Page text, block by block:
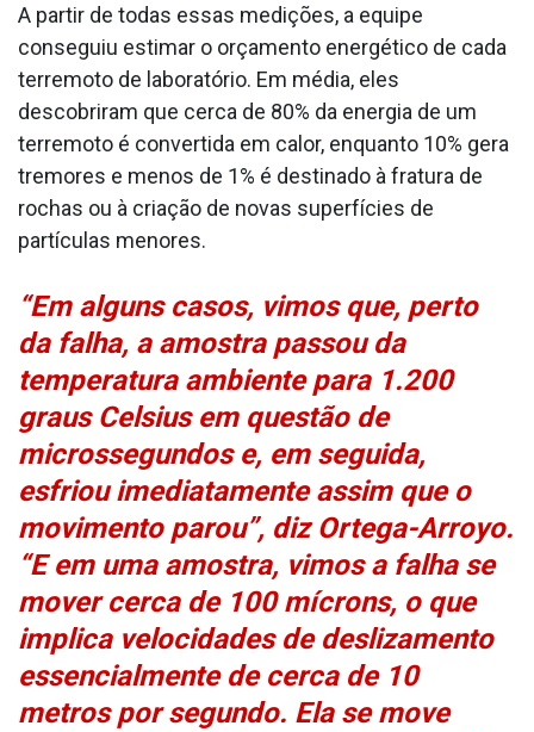
A partir de todas essas medições, a equipe
conseguiu estimar o orçamento energético de cada
terremoto de laboratório. Em média, eles
descobriram que cerca de 80% da energia de um
terremoto é convertida em calor, enquanto 10% gera
tremores e menos de 1% é destinado à fratura de
rochas ou à criação de novas superfícies de
partículas menores.
“Em alguns casos, vimos que, perto
da falha, a amostra passou da
temperatura ambiente para 1.200
graus Celsius em questão de
microssegundos e, em seguida,
esfriou imediatamente assim que o
movimento parou”, diz Ortega-Arroyo.
“E em uma amostra, vimos a falha se
mover cerca de 100 mícrons, o que
implica velocidades de deslizamento
essencialmente de cerca de 10
metros por segundo. Ela se move